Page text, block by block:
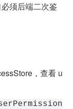
须后端二次鉴
，查看 u